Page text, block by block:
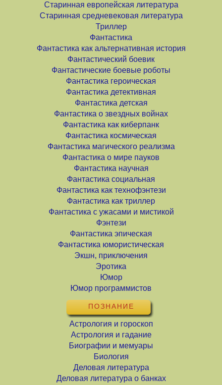
Старинная европейская литература
Старинная средневековая литература
Триллер
Фантастика
Фантастика как альтернативная история
Фантастический боевик
Фантастические боевые роботы
Фантастика героическая
Фантастика детективная
Фантастика детская
Фантастика о звездных войнах
Фантастика как киберпанк
Фантастика космическая
Фантастика магического реализма
Фантастика о мире пауков
Фантастика научная
Фантастика социальная
Фантастика как технофэнтези
Фантастика как триллер
Фантастика с ужасами и мистикой
Фэнтези
Фантастика эпическая
Фантастика юмористическая
Экшн, приключения
Эротика
Юмор
Юмор программистов
ПОЗНАНИЕ
Астрология и гороскоп
Астрология и гадание
Биографии и мемуары
Биология
Деловая литература
Деловая литература о банках